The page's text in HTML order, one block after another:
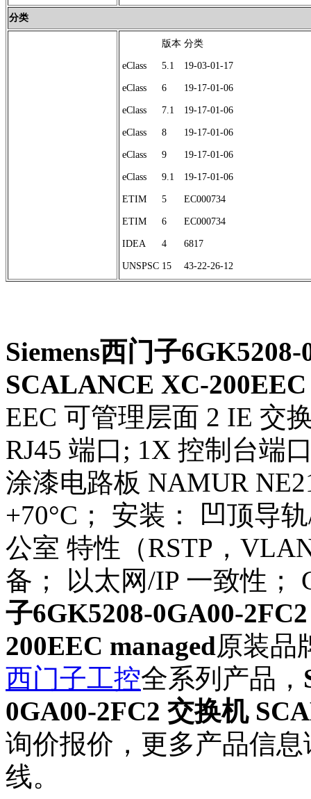
分类
版本 分类
eClass 5.1 19-03-01-17
eClass 6 19-17-01-06
eClass 7.1 19-17-01-06
eClass 8 19-17-01-06
eClass 9 19-17-01-06
eClass 9.1 19-17-01-06
ETIM 5 EC000734
ETIM 6 EC000734
IDEA 4 6817
UNSPSC 15 43-22-26-12
Siemens西门子
SCALANCE XC-200EEC
EEC 可管理层面 2 IE 交
RJ45 端口; 1X 控制台端
涂漆电路板 NAMUR
+70°C； 安装： 凹顶导
公室 特性（RSTP，
备； 以太网/IP 一致性；
子6GK5208-0GA00-
200EEC managed原装品
西门子工控全系列产品，
0GA00-2FC2 交换机
询价报价，更多产品信
线。